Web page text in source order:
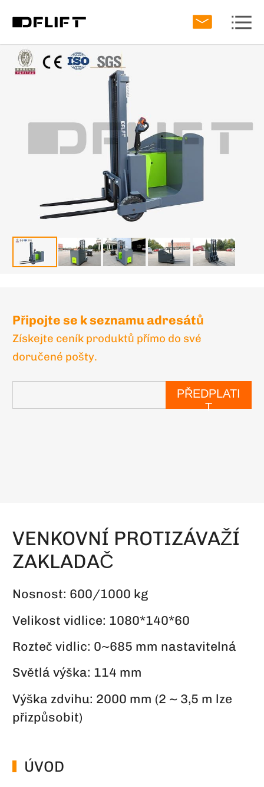
Připojte se k seznamu adresátů
Získejte ceník produktů přímo do své
doručené pošty.
PŘEDPLATI
T
VENKOVNÍ PROTIZÁVAŽÍ
ZAKLADAČ
Nosnost: 600/1000 kg
Velikost vidlice: 1080*140*60
Rozteč vidlic: 0~685 mm nastavitelná
Světlá výška: 114 mm
Výška zdvihu: 2000 mm (2 ~ 3,5 m lze
přizpůsobit)
ÚVOD